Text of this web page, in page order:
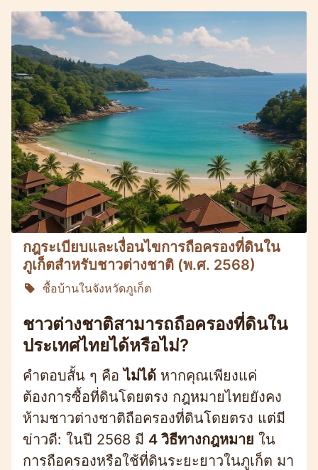
กฎระเบียบและเงื่อนไขการถือครองที่ดินใน
ภูเก็ตสำหรับชาวต่างชาติ (พ.ศ. 2568)
ซื้อบ้านในจังหวัดภูเก็ต
ชาวต่างชาติสามารถถือครองที่ดินใน
ประเทศไทยได้หรือไม่?
คำตอบสั้น ๆ คือไม่ได้ หากคุณเพียงแค่
ต้องการซื้อที่ดินโดยตรง กฎหมายไทยยังคง
ห้ามชาวต่างชาติถือครองที่ดินโดยตรง แต่มี
ข่าวดี: ในปี 2568 มี 4 วิธีทางกฎหมาย ใน
การถือครองหรือใช้ที่ดินระยะยาวในภูเก็ต มา